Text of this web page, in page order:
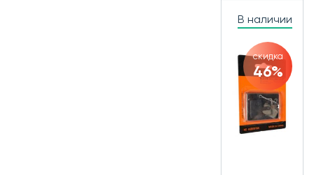
В наличии
скидка
46%